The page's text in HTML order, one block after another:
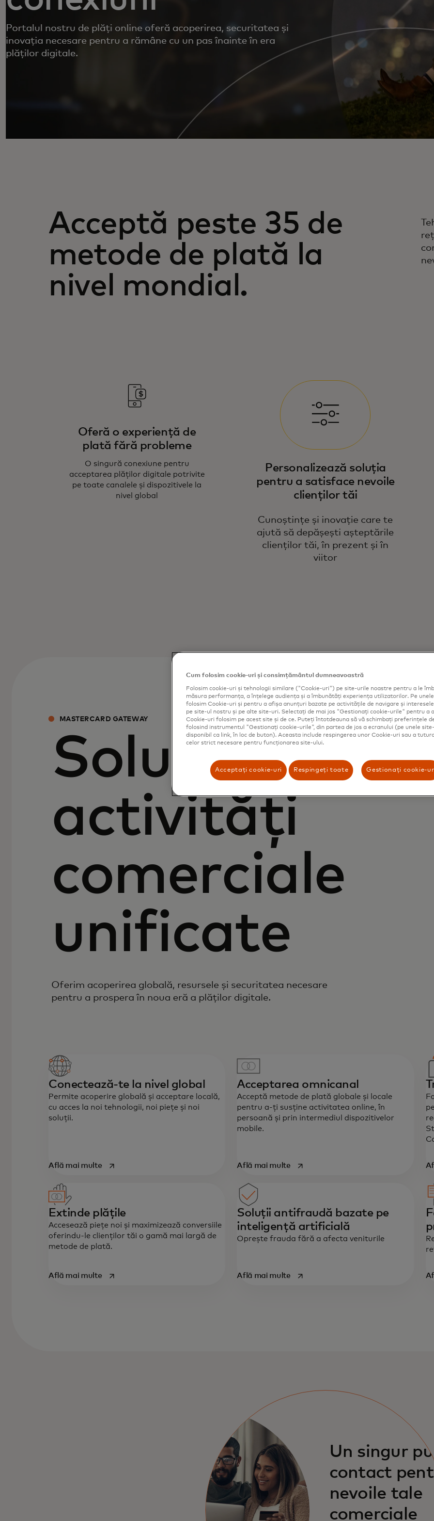
Portalul nostru de plăți online oferă acoperirea, securitatea și
inovația necesare pentru a rămâne cu un pas înainte în era
plăților digitale.
Acceptă peste 35 de
metode de plată la
nivel mondial.
Oferă o experiență de
plată fără probleme
O singură conexiune pentru
acceptarea plăților digitale potrivite
pe toate canalele și dispozitivele la
nivel global
Personalizează soluția
pentru a satisface nevoile
clienților tăi
Cunoștințe și inovație care te
ajută să depășești așteptările
clienților tăi, în prezent și în
viitor
MASTERCARD GATEWAY
Soluții pentru
activități
comerciale
unificate
Oferim acoperirea globală, resursele și securitatea necesare
pentru a prospera în noua eră a plăților digitale.
Conectează-te la nivel global
Permite acoperire globală și acceptare locală,
cu acces la noi tehnologii, noi piețe și noi
soluții.
Află mai multeopens in a new tab
Acceptarea omnicanal
Acceptă metode de plată globale și locale
pentru a-ți susține activitatea online, în
persoană și prin intermediul dispozitivelor
mobile.
Află mai multeopens in a new tab
Extinde plățile
Accesează piețe noi și maximizează conversiile
oferindu-le clienților tăi o gamă mai largă de
metode de plată.
Află mai multeopens in a new tab
Soluții antifraudă bazate pe
inteligență artificială
Oprește frauda fără a afecta veniturile
Află mai multeopens in a new tab
Un singur
contact
nevoile tale
comerciale
Cum folosim cookie-uri și consimțământul dumneavoastră
Folosim cookie-uri și tehnologii similare ("Cookie-uri") pe site-urile noastre pentru a le
măsura performanța, a înțelege audiența și a îmbunătăți experiența utilizatorilor. Pe unele
folosim Cookie-uri și pentru a afișa anunțuri bazate pe activitățile de navigare și
pe site-ul nostru și pe alte site-uri. Selectați de mai jos "Gestionați cookie-urile" pentru a
Cookie-uri folosim pe acest site și de ce. Puteți întotdeauna să vă schimbați preferințele
folosind instrumentul "Gestionați cookie-urile", din partea de jos a ecranului (pe unele
disponibil ca link, în loc de buton). Aceasta include respingerea unor Cookie-uri sau a
celor strict necesare pentru funcționarea site-ului.
Acceptați cookie-uri Respingeți toate Gestionați cookie-